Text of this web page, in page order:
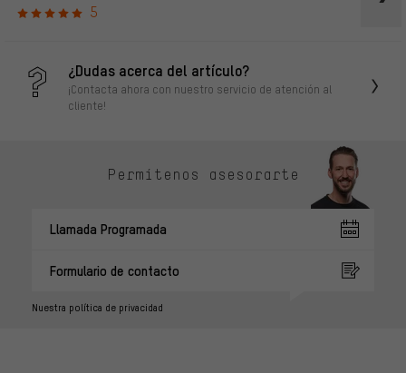
5
¿Dudas acerca del artículo?
¡Contacta ahora con nuestro servicio de atención al
cliente!
Permítenos asesorarte
Llamada Programada
Formulario de contacto
Nuestra política de privacidad